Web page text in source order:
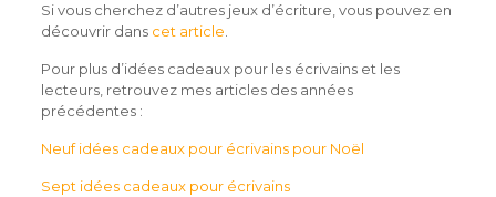
Si vous cherchez d’autres jeux d’écriture, vous pouvez en
découvrir dans cet article
Pour plus d’idées cadeaux pour les écrivains et les
lecteurs, retrouvez mes articles des années
précédentes :
Neuf idées cadeaux pour écrivains pour Noël
Sept idées cadeaux pour écrivains